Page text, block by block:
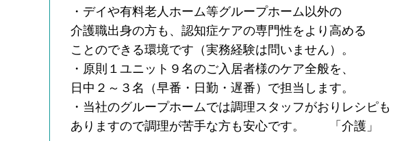
・デイや有料老人ホーム等グループホーム以外の
介護職出身の方も、認知症ケアの専門性をより高める
ことのできる環境です（実務経験は問いません）。
・原則１ユニット９名のご入居者様のケア全般を、
日中２～３名（早番・日勤・遅番）で担当します。
・当社のグループホームでは調理スタッフがおりレシピも
ありますので調理が苦手な方も安心です。 「介護」